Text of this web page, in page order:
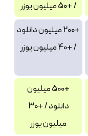
/ +50 میلیون یوزر
+200 میلیون دانلود
/ +40 میلیون یوزر
+500 میلیون
دانلود / +30
میلیون یوزر